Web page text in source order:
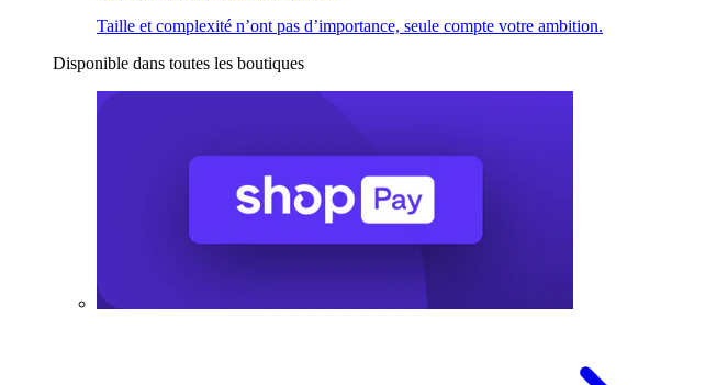
Taille et complexité n’ont pas d’importance, seule compte votre ambition.
Disponible dans toutes les boutiques